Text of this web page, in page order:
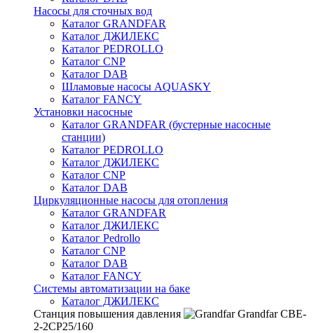
Насосы для сточных вод
Каталог GRANDFAR
Каталог ДЖИЛЕКС
Каталог PEDROLLO
Каталог CNP
Каталог DAB
Шламовые насосы AQUASKY
Каталог FANCY
Установки насосные
Каталог GRANDFAR (бустерные насосные
станции)
Каталог PEDROLLO
Каталог ДЖИЛЕКС
Каталог CNP
Каталог DAB
Циркуляционные насосы для отопления
Каталог GRANDFAR
Каталог ДЖИЛЕКС
Каталог Pedrollo
Каталог CNP
Каталог DAB
Каталог FANCY
Системы автоматизации на баке
Каталог ДЖИЛЕКС
Станция повышения давления
Grandfar CBE-
2-2CP25/160